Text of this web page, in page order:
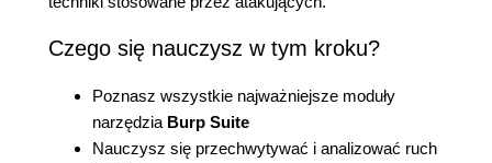
Czego się nauczysz w tym kroku?
Poznasz wszystkie najważniejsze moduły
narzędzia Burp Suite
Nauczysz się przechwytywać i analizować ruch